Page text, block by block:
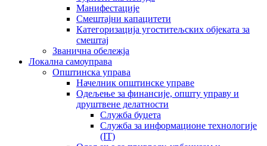
Манифестације
Смештајни капацитети
Категоризација угоститељских објеката за
смештај
Званична обележја
Локална самоуправа
Општинска управа
Начелник општинске управе
Одељење за финансије, општу управу и
друштвене делатности
Служба буџета
Служба за информационе технологије
(IT)